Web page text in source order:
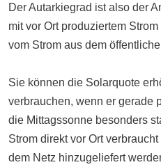
Der Autarkiegrad ist also der
mit vor Ort produziertem
vom Strom aus dem
Sie können die Solarquote
verbrauchen, wenn er gerade
die Mittagssonne besonders
Strom direkt vor Ort
dem Netz hinzugeliefert